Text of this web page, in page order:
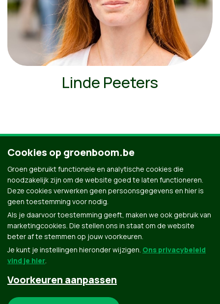
Linde Peeters
Ontdek al onze mensen
Groen.be
Cookies op groenboom.be
Groen gebruikt functionele en analytische cookies die
noodzakelijk zijn om de website goed te laten functioneren.
Deze cookies verwerken geen persoonsgegevens en hier is
geen toestemming voor nodig.
Als je daarvoor toestemming geeft, maken we ook gebruik van
marketingcookies. Die stellen ons in staat om de website
beter af te stemmen op jouw voorkeuren.
Je kunt je instellingen hieronder wijzigen. Ons privacybeleid
vind je hier.
Voorkeuren aanpassen